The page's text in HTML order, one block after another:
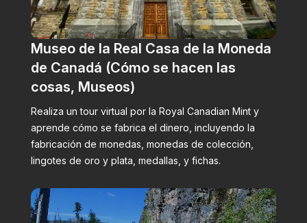
Museo de la Real Casa de la Moneda
de Canadá (Cómo se hacen las
cosas, Museos)
Realiza un tour virtual por la Royal Canadian Mint y
aprende cómo se fabrica el dinero, incluyendo la
fabricación de monedas, monedas de colección,
lingotes de oro y plata, medallas, y fichas.